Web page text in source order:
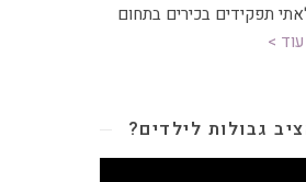
תפקידים בכירים בתחום
>
גבולות לילדים?